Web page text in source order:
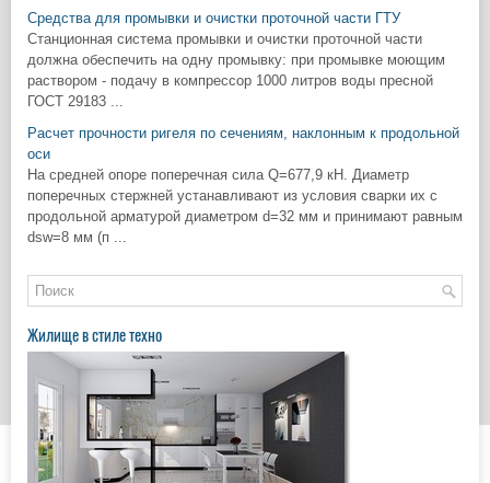
Средства для промывки и очистки проточной части ГТУ
Станционная система промывки и очистки проточной части
должна обеспечить на одну промывку: при промывке моющим
раствором - подачу в компрессор 1000 литров воды пресной
ГОСТ 29183 ...
Расчет прочности ригеля по сечениям, наклонным к продольной
оси
На средней опоре поперечная сила Q=677,9 кН. Диаметр
поперечных стержней устанавливают из условия сварки их с
продольной арматурой диаметром d=32 мм и принимают равным
dsw=8 мм (п ...
Жилище в стиле техно